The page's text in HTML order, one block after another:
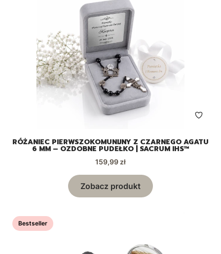
RÓŻANIEC PIERWSZOKOMUNIJNY Z CZARNEGO AGATU
6 MM – OZDOBNE PUDEŁKO | SACRUM IHS™
Cena
159,99 zł
Zobacz produkt
Bestseller